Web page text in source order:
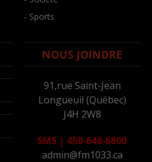
- Sports
NOUS JOINDRE
91,rue Saint-Jean
Longueuil (Québec)
J4H 2W8
SMS | 450-646-6800
admin@fm1033.ca